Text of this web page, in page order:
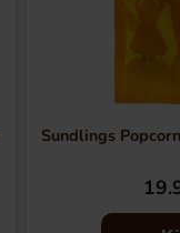
Sundlings